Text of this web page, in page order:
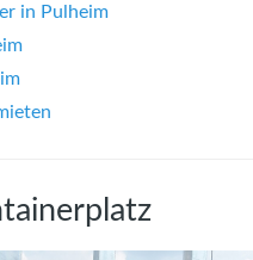
in Pulheim